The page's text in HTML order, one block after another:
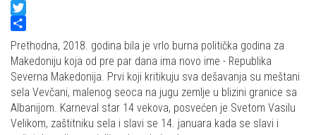
Facebook
Twitter
Share
Prethodna, 2018. godina bila je vrlo burna politička godina za
Makedoniju koja od pre par dana ima novo ime - Republika
Severna Makedonija. Prvi koji kritikuju sva dešavanja su meštani
sela Vevčani, malenog seoca na jugu zemlje u blizini granice sa
Albanijom. Karneval star 14 vekova, posvećen je Svetom Vasilu
Velikom, zaštitniku sela i slavi se 14. januara kada se slavi i